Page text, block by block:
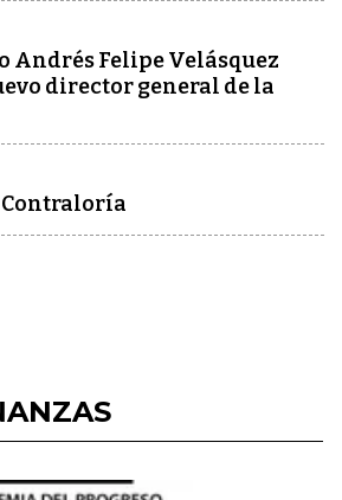
Andrés Felipe Velásquez
director general de la
Contraloría